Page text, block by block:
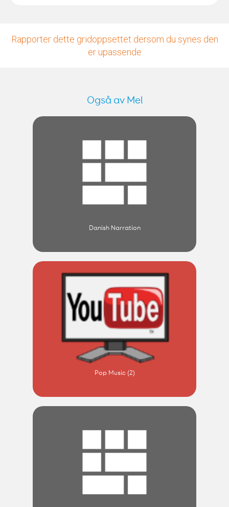
Rapporter dette gridoppsettet dersom du synes den
er upassende
Også av Mel
Danish Narration
Pop Music (2)